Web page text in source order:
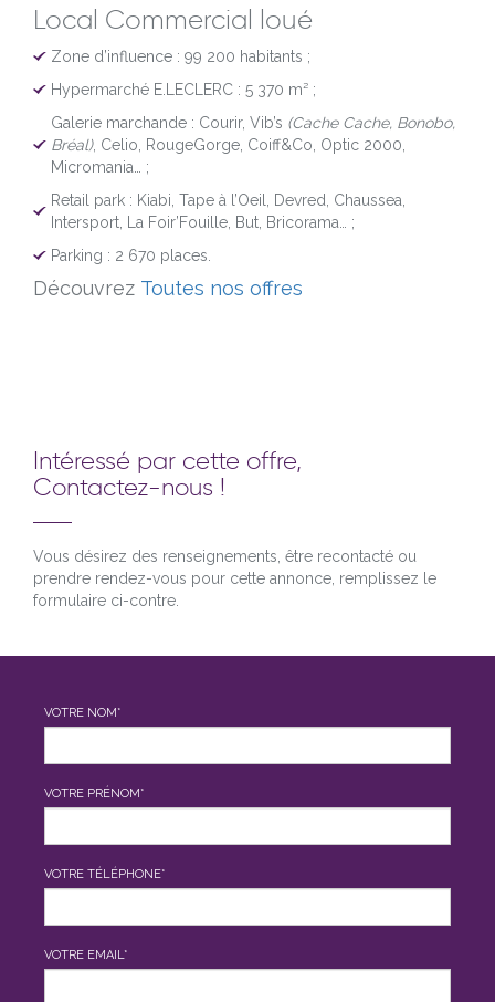
Local Commercial loué
Zone d’influence : 99 200 habitants ;
Hypermarché E.LECLERC : 5 370 m² ;
Galerie marchande : Courir, Vib’s (Cache Cache, Bonobo,
Bréal), Celio, RougeGorge, Coiff&Co, Optic 2000,
Micromania… ;
Retail park : Kiabi, Tape à l’Oeil, Devred, Chaussea,
Intersport, La Foir’Fouille, But, Bricorama… ;
Parking : 2 670 places.
Découvrez Toutes nos offres
Intéressé par cette offre,
Contactez-nous !
Vous désirez des renseignements, être recontacté ou
prendre rendez-vous pour cette annonce, remplissez le
formulaire ci-contre.
VOTRE NOM*
VOTRE PRÉNOM*
VOTRE TÉLÉPHONE*
VOTRE EMAIL*